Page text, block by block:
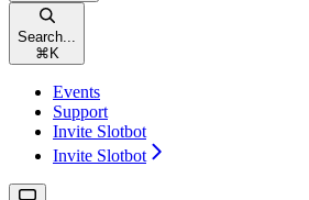
Search...
⌘ K
Events
Support
Invite Slotbot
Invite Slotbot